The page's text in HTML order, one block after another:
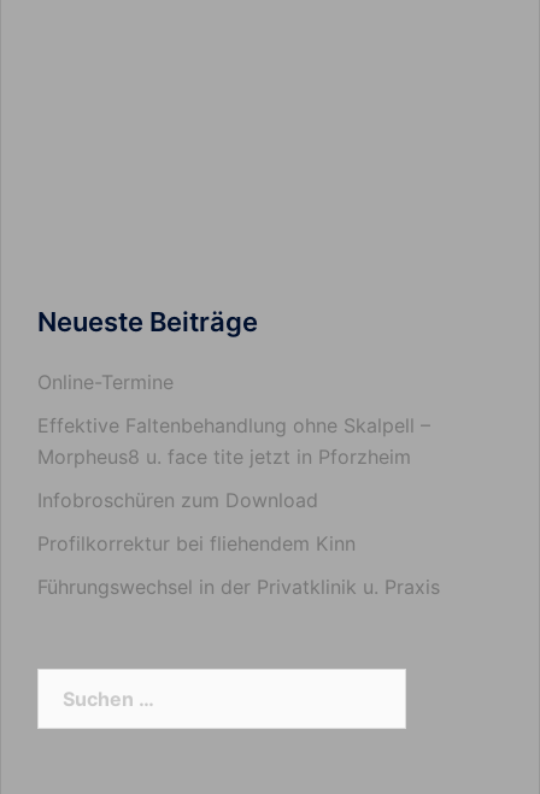
Neueste Beiträge
Online-Termine
Effektive Faltenbehandlung ohne Skalpell –
Morpheus8 u. face tite jetzt in Pforzheim
Infobroschüren zum Download
Profilkorrektur bei fliehendem Kinn
Führungswechsel in der Privatklinik u. Praxis